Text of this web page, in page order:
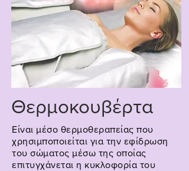
Θερμοκουβέρτα
Είναι μέσο θερμοθεραπείας που
χρησιμποποιείται για την εφίδρωση
του σώματος μέσω της οποίας
επιτυγχάνεται η κυκλοφορία του